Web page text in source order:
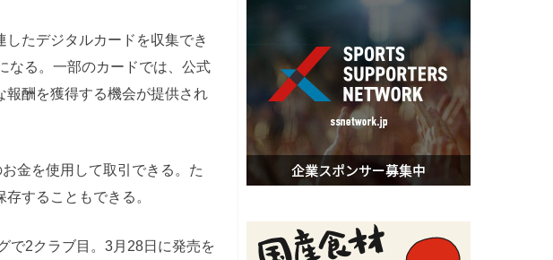
たデジタルカードを収集でき
なる。一部のカードでは、公式
報酬を獲得する機会が提供され
金を使用して取引できる。た
することもできる。
で2クラブ目。3月28日に発売を